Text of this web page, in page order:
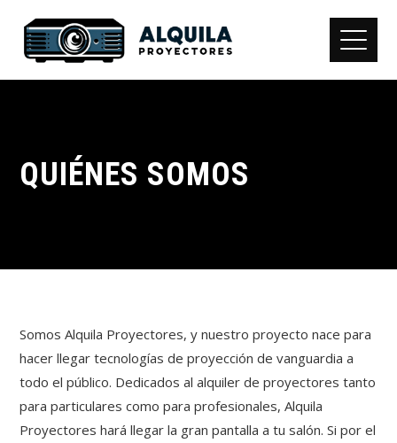
QUIÉNES SOMOS
Somos Alquila Proyectores, y nuestro proyecto nace para
hacer llegar tecnologías de proyección de vanguardia a
todo el público. Dedicados al alquiler de proyectores tanto
para particulares como para profesionales, Alquila
Proyectores hará llegar la gran pantalla a tu salón. Si por el